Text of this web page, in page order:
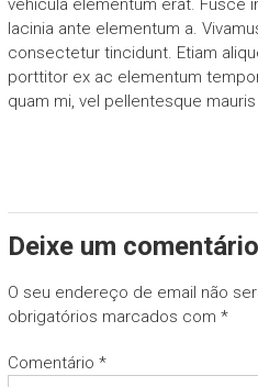
A
vehicula elementum erat. Fusce
lacinia ante elementum a.
consectetur tincidunt. Etiam
porttitor ex ac elementum
quam mi, vel pellentesque
Deixe um comentário
O seu endereço de email não
obrigatórios marcados com *
Comentário *